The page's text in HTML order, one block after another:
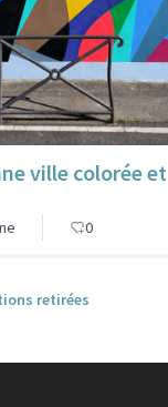
ville colorée et
0
retirées